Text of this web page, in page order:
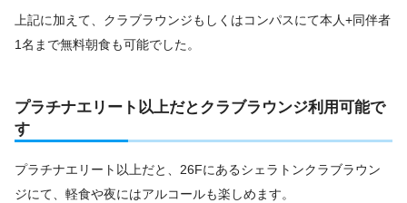
上記に加えて、クラブラウンジもしくはコンパスにて本人+同伴者
1名まで無料朝食も可能でした。
プラチナエリート以上だとクラブラウンジ利用可能で
す
プラチナエリート以上だと、26Fにあるシェラトンクラブラウン
ジにて、軽食や夜にはアルコールも楽しめます。